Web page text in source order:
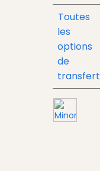
Toutes
les
options
de
transfert